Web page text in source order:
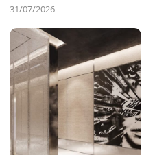
31/07/2026